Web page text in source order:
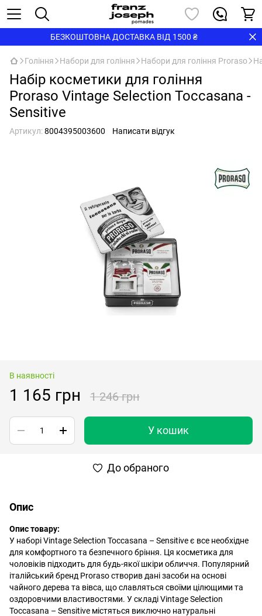
БЕЗКОШТОВНА ДОСТАВКА ВІД 1500 ₴
Гоління Набори для гоління Набори для гоління Proraso
Набір косметики для гоління
Proraso Vintage Selection Toccasana -
Sensitive
Артикул:8004395003600 Написати відгук
В наявності
1 165 грн 1 246 грн
У кошик
До обраного
Опис
Опис товару:
У наборі Vintage Selection Toccasana – Sensitive є все необхідне
для комфортного та безпечного бріння. Ця косметика для
чоловіків підходить для будь-якої шкіри обличчя. Популярний
італійський бренд Proraso створив дані засоби на основі
чайного дерева та вівса, що славляться своїми цілющими та
оздоровчими властивостями. У складі Vintage Selection
Toccasana – Sensitive містяться виключно натуральні